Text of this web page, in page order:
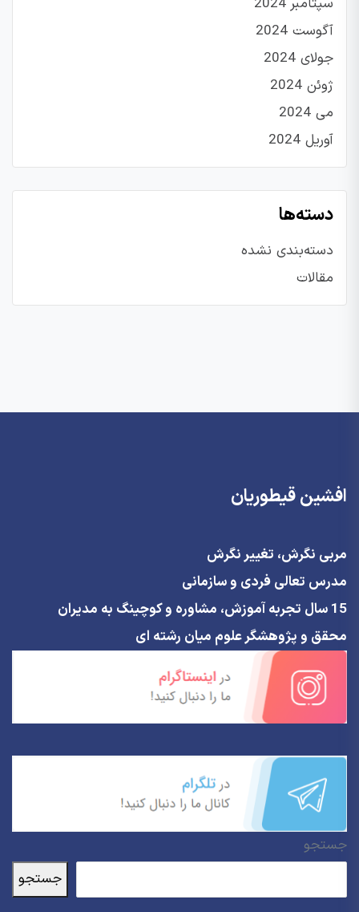
آگوست 2024
جولای 2024
ژوئن 2024
می 2024
آوریل 2024
دسته‌ها
دسته‌بندی نشده
مقالات
افشین قیطوریان
مربی نگرش، تغییر نگرش
مدرس تعالی فردی و سازمانی
15 سال تجربه آموزش، مشاوره و کوچینگ به مدیران
محقق و پژوهشگر علوم میان رشته ای
جستجو
جستجو